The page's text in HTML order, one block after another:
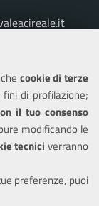
cookie di terze
di profilazione;
il tuo consenso
modificando le
tecnici verranno
preferenze, puoi